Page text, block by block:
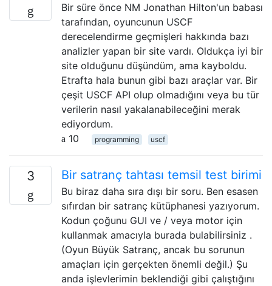
Bir süre önce NM Jonathan Hilton'un babası
tarafından, oyuncunun USCF
derecelendirme geçmişleri hakkında bazı
analizler yapan bir site vardı. Oldukça iyi bir
site olduğunu düşündüm, ama kayboldu.
Etrafta hala bunun gibi bazı araçlar var. Bir
çeşit USCF API olup olmadığını veya bu tür
verilerin nasıl yakalanabileceğini merak
ediyordum.
10
programming uscf
3 Bir satranç tahtası temsil test birimi
Bu biraz daha sıra dışı bir soru. Ben esasen
sıfırdan bir satranç kütüphanesi yazıyorum.
Kodun çoğunu GUI ve / veya motor için
kullanmak amacıyla burada bulabilirsiniz .
(Oyun Büyük Satranç, ancak bu sorunun
amaçları için gerçekten önemli değil.) Şu
anda işlevlerimin beklendiği gibi çalıştığını